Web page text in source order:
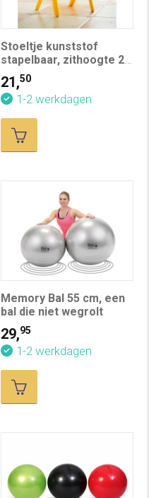
Stoeltje kunststof
stapelbaar, zithoogte 28
cm
21,50
1-2 werkdagen
Memory Bal 55 cm, een
bal die niet wegrolt
29,95
1-2 werkdagen